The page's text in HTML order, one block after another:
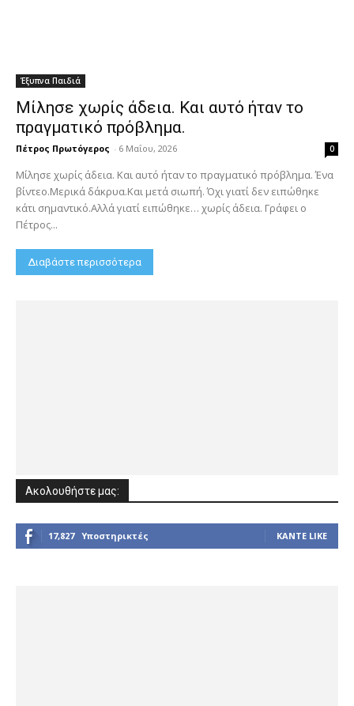
Έξυπνα Παιδιά
Μίλησε χωρίς άδεια. Και αυτό ήταν το
πραγματικό πρόβλημα.
Πέτρος Πρωτόγερος - 6 Μαΐου, 2026 0
Μίλησε χωρίς άδεια. Και αυτό ήταν το πραγματικό πρόβλημα. Ένα
βίντεο.Μερικά δάκρυα.Και μετά σιωπή. Όχι γιατί δεν ειπώθηκε
κάτι σημαντικό.Αλλά γιατί ειπώθηκε… χωρίς άδεια. Γράφει ο
Πέτρος...
Διαβάστε περισσότερα
Ακολουθήστε μας:
17,827 Υποστηρικτές ΚΆΝΤΕ LIKE